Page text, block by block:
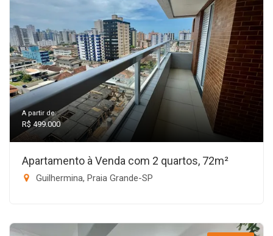
A partir de:
R$ 499.000
Apartamento à Venda com 2 quartos, 72m²
Guilhermina, Praia Grande-SP